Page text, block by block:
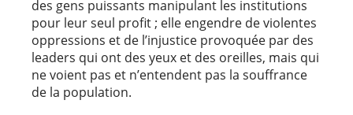
des gens puissants manipulant les institutions
pour leur seul profit ; elle engendre de violentes
oppressions et de l’injustice provoquée par des
leaders qui ont des yeux et des oreilles, mais qui
ne voient pas et n’entendent pas la souffrance
de la population.